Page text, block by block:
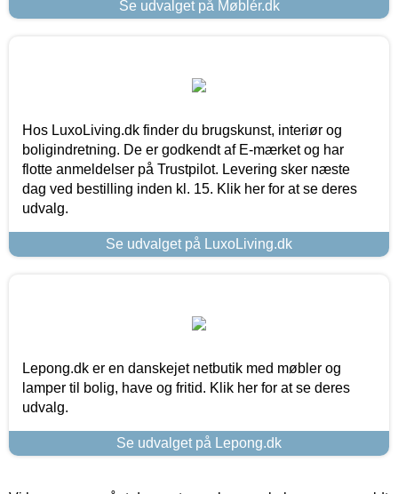
Se udvalget på Møblér.dk
Hos LuxoLiving.dk finder du brugskunst, interiør og
boligindretning. De er godkendt af E-mærket og har
flotte anmeldelser på Trustpilot. Levering sker næste
dag ved bestilling inden kl. 15. Klik her for at se deres
udvalg.
Se udvalget på LuxoLiving.dk
Lepong.dk er en danskejet netbutik med møbler og
lamper til bolig, have og fritid. Klik her for at se deres
udvalg.
Se udvalget på Lepong.dk